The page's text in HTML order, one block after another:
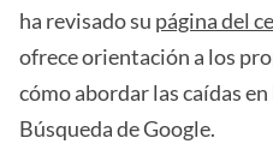
ha revisado su página del
ofrece orientación a los
cómo abordar las caídas
Búsqueda de Google.